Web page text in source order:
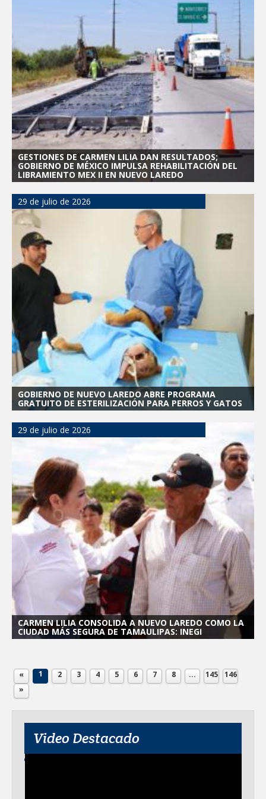
GESTIONES DE CARMEN LILIA DAN RESULTADOS;
GOBIERNO DE MÉXICO IMPULSA REHABILITACIÓN DEL
LIBRAMIENTO MEX II EN NUEVO LAREDO
29 de julio de 2026
GOBIERNO DE NUEVO LAREDO ABRE PROGRAMA
GRATUITO DE ESTERILIZACIÓN PARA PERROS Y GATOS
29 de julio de 2026
CARMEN LILIA CONSOLIDA A NUEVO LAREDO COMO LA
CIUDAD MÁS SEGURA DE TAMAULIPAS: INEGI
« 1 2 3 4 5 6 7 8 ... 145
146
»
Video Destacado